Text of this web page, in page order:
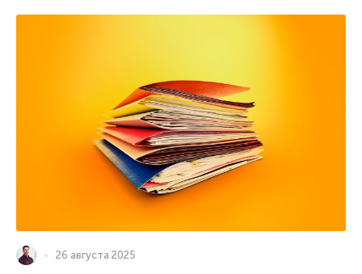
26 августа 2025